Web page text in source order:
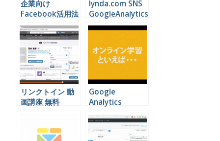
企業向け
Facebook活用法
動画セミナー
lynda.com SNS
GoogleAnalytics
動画セミナー一覧
リンクトイン 動
画講座 無料
Google
Analytics
ドットコム日本版